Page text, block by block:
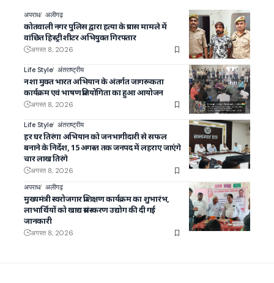
अपराध अलीगढ़
कोतवाली नगर पुलिस द्वारा हत्या के प्रयास मामले में
वांछित हिस्ट्रीशीटर अभियुक्त गिरफ्तार
अगस्त 8, 2026
Life Style अंतराष्ट्रीय
नशा मुक्त भारत अभियान के अंतर्गत जागरूकता
कार्यक्रम एवं भाषण प्रतियोगिता का हुआ आयोजन
अगस्त 8, 2026
Life Style अंतराष्ट्रीय
हर घर तिरंगा अभियान को जनभागीदारी से सफल
बनाने के निर्देश, 15 अगस्त तक जनपद में लहराए जाएंगे
चार लाख तिरंगे
अगस्त 8, 2026
अपराध अलीगढ़
मुख्यमंत्री स्वरोजगार प्रशिक्षण कार्यक्रम का शुभारंभ,
लाभार्थियों को खाद्य प्रसंस्करण उद्योग की दी गई
जानकारी
अगस्त 8, 2026